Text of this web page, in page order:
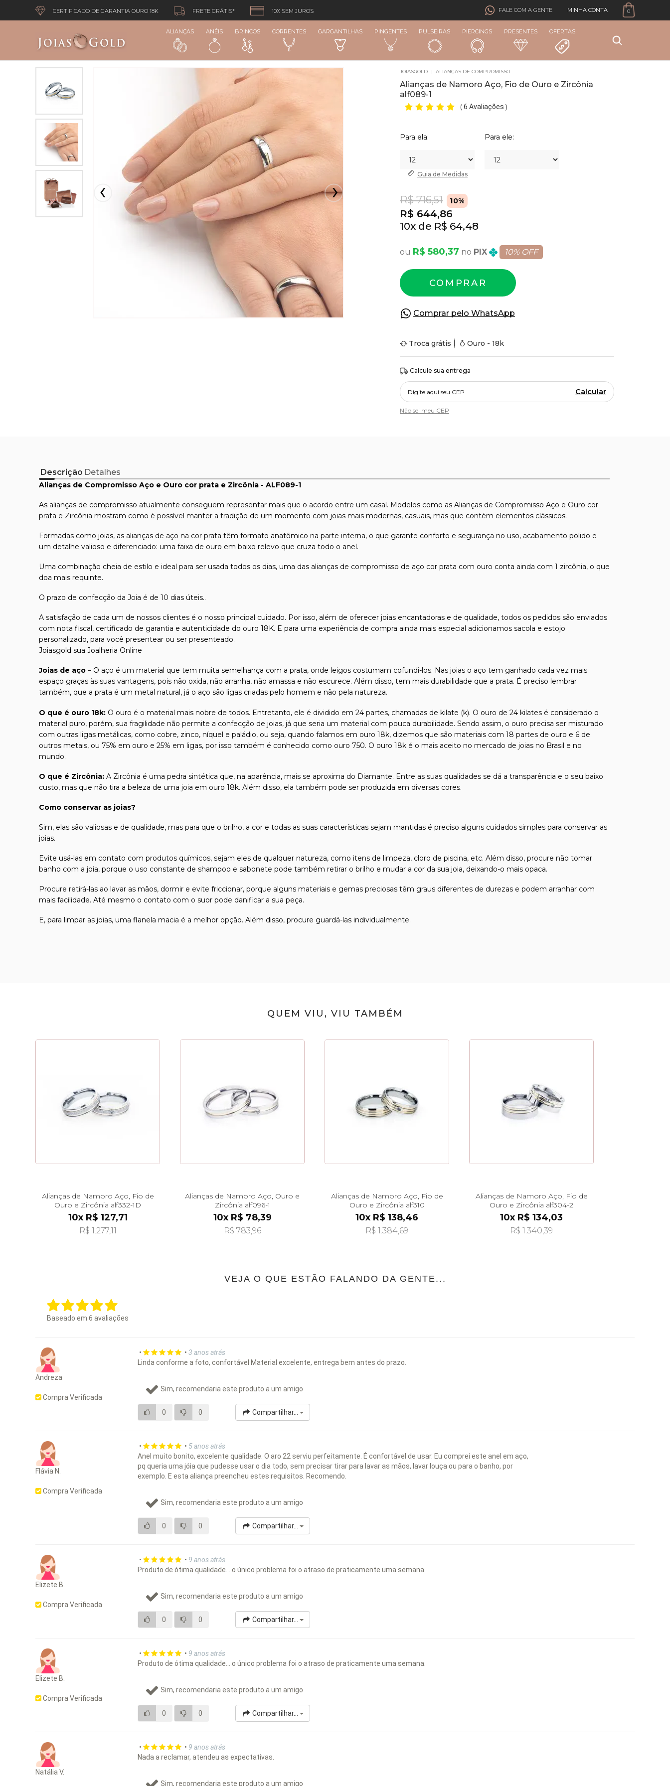
CERTIFICADO DE GARANTIA OURO 18K FRETE GRÁTIS* 10X SEM JUROS FALE COM A GENTE MINHA CONTA 0
ALIANÇAS ANÉIS BRINCOS CORRENTES GARGANTILHAS PINGENTES PULSEIRAS PIERCINGS PRESENTES OFERTAS
JOIASGOLD ALIANÇAS DE COMPROMISSO
Alianças de Namoro Aço, Fio de Ouro e Zircônia
alf089-1
( 6 Avaliações )
Para ela: Para ele:
Guia de Medidas
R$ 716,51 10%
R$ 644,86
10
R$ 64,48
R$ 580,37 PIX 10% OFF
Comprar pelo WhatsApp
Troca grátis Ouro - 18k
COMPRAR
Calcule sua entrega
Calcular
Não sei meu CEP
Descrição Detalhes
Alianças de Compromisso Aço e Ouro cor prata e Zircônia - ALF089-1
As alianças de compromisso atualmente conseguem representar mais que o acordo entre um casal. Modelos como as Alianças de Compromisso Aço e Ouro cor
prata e Zircônia mostram como é possível manter a tradição de um momento com joias mais modernas, casuais, mas que contém elementos clássicos.
Formadas como joias, as alianças de aço na cor prata têm formato anatômico na parte interna, o que garante conforto e segurança no uso, acabamento polido e
um detalhe valioso e diferenciado: uma faixa de ouro em baixo relevo que cruza todo o anel.
Uma combinação cheia de estilo e ideal para ser usada todos os dias, uma das alianças de compromisso de aço cor prata com ouro conta ainda com 1 zircônia, o que
doa mais requinte.
O prazo de confecção da Joia é de 10 dias úteis..
A satisfação de cada um de nossos clientes é o nosso principal cuidado. Por isso, além de oferecer joias encantadoras e de qualidade, todos os pedidos são enviados
com nota fiscal, certificado de garantia e autenticidade do ouro 18K. E para uma experiência de compra ainda mais especial adicionamos sacola e estojo
personalizado, para você presentear ou ser presenteado.
Joiasgold sua Joalheria Online
Joias de aço – O aço é um material que tem muita semelhança com a prata, onde leigos costumam cofundi-los. Nas joias o aço tem ganhado cada vez mais
espaço graças às suas vantagens, pois não oxida, não arranha, não amassa e não escurece. Além disso, tem mais durabilidade que a prata. É preciso lembrar
também, que a prata é um metal natural, já o aço são ligas criadas pelo homem e não pela natureza.
O que é ouro 18k: O ouro é o material mais nobre de todos. Entretanto, ele é dividido em 24 partes, chamadas de kilate (k). O ouro de 24 kilates é considerado o
material puro, porém, sua fragilidade não permite a confecção de joias, já que seria um material com pouca durabilidade. Sendo assim, o ouro precisa ser misturado
com outras ligas metálicas, como cobre, zinco, níquel e paládio, ou seja, quando falamos em ouro 18k, dizemos que são materiais com 18 partes de ouro e 6 de
outros metais, ou 75% em ouro e 25% em ligas, por isso também é conhecido como ouro 750. O ouro 18k é o mais aceito no mercado de joias no Brasil e no
mundo.
O que é Zircônia: A Zircônia é uma pedra sintética que, na aparência, mais se aproxima do Diamante. Entre as suas qualidades se dá a transparência e o seu baixo
custo, mas que não tira a beleza de uma joia em ouro 18k. Além disso, ela também pode ser produzida em diversas cores.
Como conservar as joias?
Sim, elas são valiosas e de qualidade, mas para que o brilho, a cor e todas as suas características sejam mantidas é preciso alguns cuidados simples para conservar as
joias.
Evite usá-las em contato com produtos químicos, sejam eles de qualquer natureza, como itens de limpeza, cloro de piscina, etc. Além disso, procure não tomar
banho com a joia, porque o uso constante de shampoo e sabonete pode também retirar o brilho e mudar a cor da sua joia, deixando-o mais opaca.
Procure retirá-las ao lavar as mãos, dormir e evite friccionar, porque alguns materiais e gemas preciosas têm graus diferentes de durezas e podem arranhar com
mais facilidade. Até mesmo o contato com o suor pode danificar a sua peça.
E, para limpar as joias, uma flanela macia é a melhor opção. Além disso, procure guardá-las individualmente.
QUEM VIU, VIU TAMBÉM
Alianças de Namoro Aço, Fio de
Ouro e Zircônia alf332-1D
10x R$ 127,71
R$ 1.277,11
Alianças de Namoro Aço, Ouro e
Zircônia alf096-1
10x R$ 78,39
R$ 783,96
Alianças de Namoro Aço, Fio de
Ouro e Zircônia alf310
10x R$ 138,46
R$ 1.384,69
Alianças de Namoro Aço, Fio de
Ouro e Zircônia alf304-2
10x R$ 134,03
R$ 1.340,39
VEJA O QUE ESTÃO FALANDO DA GENTE...
Baseado em 6 avaliações
Andreza
Compra Verificada
• •3 anos atrás
Linda conforme a foto, confortável Material excelente, entrega bem antes do prazo.
Sim, recomendaria este produto a um amigo
0 0 Compartilhar...
Flávia N.
Compra Verificada
• • 5 anos atrás
Anel muito bonito, excelente qualidade. O aro 22 serviu perfeitamente. É confortável de usar. Eu comprei este anel em aço,
pq queria uma jóia que pudesse usar o dia todo, sem precisar tirar para lavar as mãos, lavar louça ou para o banho, por
exemplo. E esta aliança preencheu estes requisitos. Recomendo.
Sim, recomendaria este produto a um amigo
0 0 Compartilhar...
Elizete B.
Compra Verificada
• • 9 anos atrás
Produto de ótima qualidade... o único problema foi o atraso de praticamente uma semana.
Sim, recomendaria este produto a um amigo
0 0 Compartilhar...
Elizete B.
Compra Verificada
• • 9 anos atrás
Produto de ótima qualidade... o único problema foi o atraso de praticamente uma semana.
Sim, recomendaria este produto a um amigo
0 0 Compartilhar...
Natália V.
• • 9 anos atrás
Nada a reclamar, atendeu as expectativas.
Sim, recomendaria este produto a um amigo